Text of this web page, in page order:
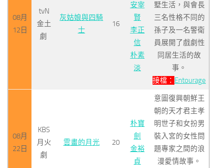
08月
12日
tvN
金土
劇
灰姑娘與四騎
士
16
安宰
賢
李正
信
朴素
淡
墅生活，與會長
三名性格不同的
孫子及一名警衛
員展開了戲劇性
同居生活的故
事。
接檔： Entourage
08月
22日
KBS
月火
劇
雲畫的月光 20
朴寶
劍
金裕
貞
意圖復興朝鮮王
朝的天才君主孝
明世子和女扮男
裝入宮的女性問
題專家之間的浪
漫愛情故事。